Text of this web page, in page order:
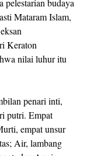
pelestarian budaya
Mataram Islam,
Keraton
nilai luhur itu
penari inti,
putri. Empat
empat unsur
Air, lambang